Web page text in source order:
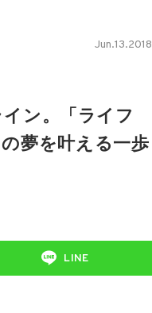
Jun.13.2018
ン。「ライフ
夢を叶える一歩
LINE